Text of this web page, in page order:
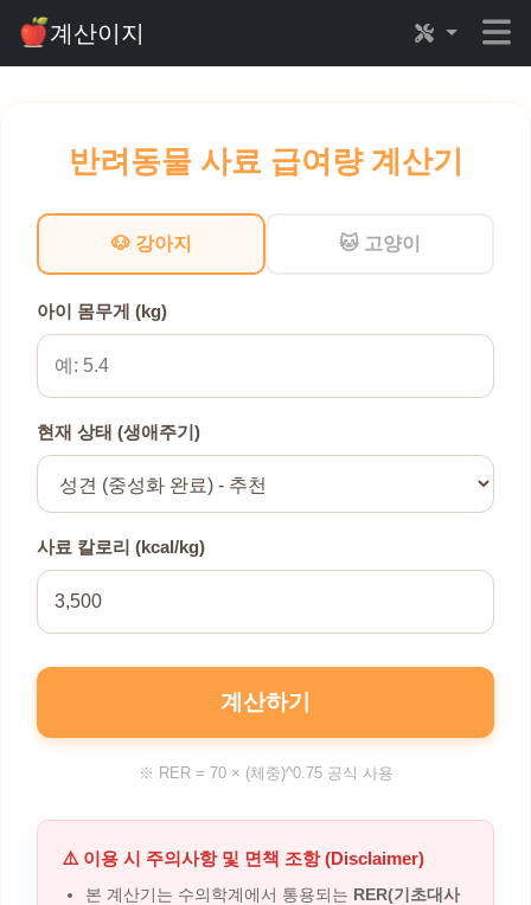
계산이지
반려동물 사료 급여량 계산기
🐶 강아지 🐱 고양이
아이 몸무게 (kg)
현재 상태 (생애주기)
사료 칼로리 (kcal/kg)
계산하기
※ RER = 70 × (체중)^0.75 공식 사용
⚠️ 이용 시 주의사항 및 면책 조항 (Disclaimer)
본 계산기는 수의학계에서 통용되는 RER(기초대사